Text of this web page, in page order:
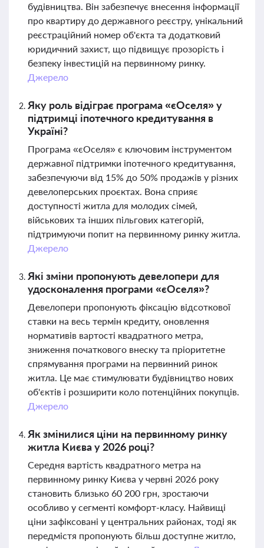
будівництва. Він забезпечує внесення інформації
про квартиру до державного реєстру, унікальний
реєстраційний номер об'єкта та додатковий
юридичний захист, що підвищує прозорість і
безпеку інвестицій на первинному ринку.
Джерело
Яку роль відіграє програма «єОселя» у
підтримці іпотечного кредитування в
Україні?
Програма «єОселя» є ключовим інструментом
державної підтримки іпотечного кредитування,
забезпечуючи від 15% до 50% продажів у різних
девелоперських проєктах. Вона сприяє
доступності житла для молодих сімей,
військових та інших пільгових категорій,
підтримуючи попит на первинному ринку житла.
Джерело
Які зміни пропонують девелопери для
удосконалення програми «єОселя»?
Девелопери пропонують фіксацію відсоткової
ставки на весь термін кредиту, оновлення
нормативів вартості квадратного метра,
зниження початкового внеску та пріоритетне
спрямування програми на первинний ринок
житла. Це має стимулювати будівництво нових
об'єктів і розширити коло потенційних покупців.
Джерело
Як змінилися ціни на первинному ринку
житла Києва у 2026 році?
Середня вартість квадратного метра на
первинному ринку Києва у червні 2026 року
становить близько 60 200 грн, зростаючи
особливо у сегменті комфорт-класу. Найвищі
ціни зафіксовані у центральних районах, тоді як
передмістя пропонують більш доступне житло,